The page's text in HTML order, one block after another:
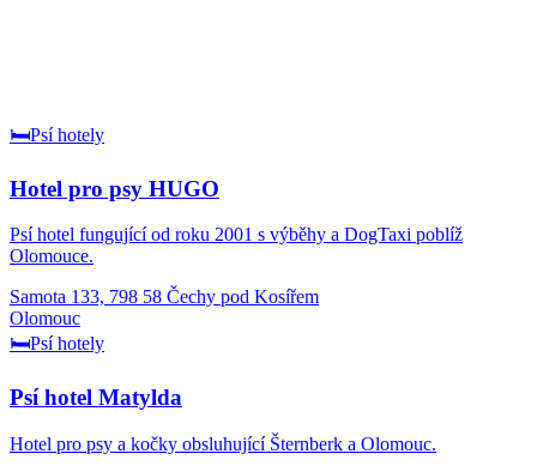
🛏️Psí hotely
Hotel pro psy HUGO
Psí hotel fungující od roku 2001 s výběhy a DogTaxi poblíž
Olomouce.
Samota 133, 798 58 Čechy pod Kosířem
Olomouc
🛏️Psí hotely
Psí hotel Matylda
Hotel pro psy a kočky obsluhující Šternberk a Olomouc.